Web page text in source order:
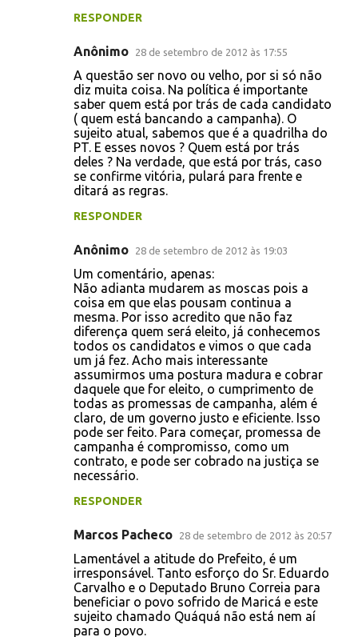
RESPONDER
Anônimo 28 de setembro de 2012 às 17:55
A questão ser novo ou velho, por si só não
diz muita coisa. Na política é importante
saber quem está por trás de cada candidato
( quem está bancando a campanha). O
sujeito atual, sabemos que é a quadrilha do
PT. E esses novos ? Quem está por trás
deles ? Na verdade, que está por trás, caso
se confirme vitória, pulará para frente e
ditará as regras.
RESPONDER
Anônimo 28 de setembro de 2012 às 19:03
Um comentário, apenas:
Não adianta mudarem as moscas pois a
coisa em que elas pousam continua a
mesma. Por isso acredito que não faz
diferença quem será eleito, já conhecemos
todos os candidatos e vimos o que cada
um já fez. Acho mais interessante
assumirmos uma postura madura e cobrar
daquele que for eleito, o cumprimento de
todas as promessas de campanha, além é
claro, de um governo justo e eficiente. Isso
pode ser feito. Para começar, promessa de
campanha é compromisso, como um
contrato, e pode ser cobrado na justiça se
necessário.
RESPONDER
Marcos Pacheco 28 de setembro de 2012 às 20:57
Lamentável a atitude do Prefeito, é um
irresponsável. Tanto esforço do Sr. Eduardo
Carvalho e o Deputado Bruno Correia para
beneficiar o povo sofrido de Maricá e este
sujeito chamado Quáquá não está nem aí
para o povo.